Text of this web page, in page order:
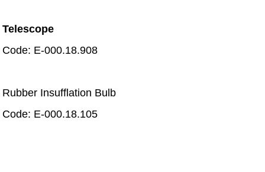
Telescope
Code: E-000.18.908
Rubber Insufflation Bulb
Code: E-000.18.105